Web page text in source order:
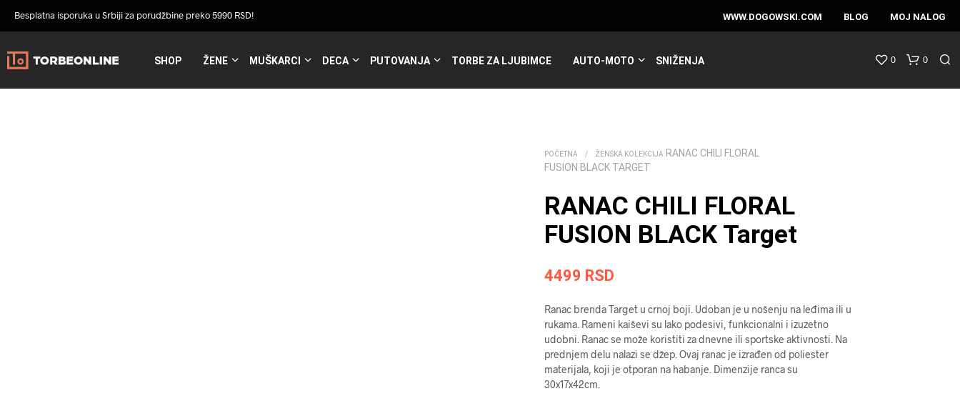
Besplatna isporuka u Srbiji za porudžbine preko 5990 RSD! WWW.DOGOWSKI.COM BLOG MOJ NALOG
SHOP ŽENE MUŠKARCI DECA PUTOVANJA TORBE ZA LJUBIMCE AUTO-MOTO SNIŽENJA 0 0
POČETNA / ŽENSKA KOLEKCIJA RANAC CHILI FLORAL
FUSION BLACK TARGET
RANAC CHILI FLORAL
FUSION BLACK Target
4499 RSD
Ranac brenda Target u crnoj boji. Udoban je u nošenju na leđima ili u
rukama. Rameni kaiševi su lako podesivi, funkcionalni i izuzetno
udobni. Ranac se može koristiti za dnevne ili sportske aktivnosti. Na
prednjem delu nalazi se džep. Ovaj ranac je izrađen od poliester
materijala, koji je otporan na habanje. Dimenzije ranca su
30x17x42cm.